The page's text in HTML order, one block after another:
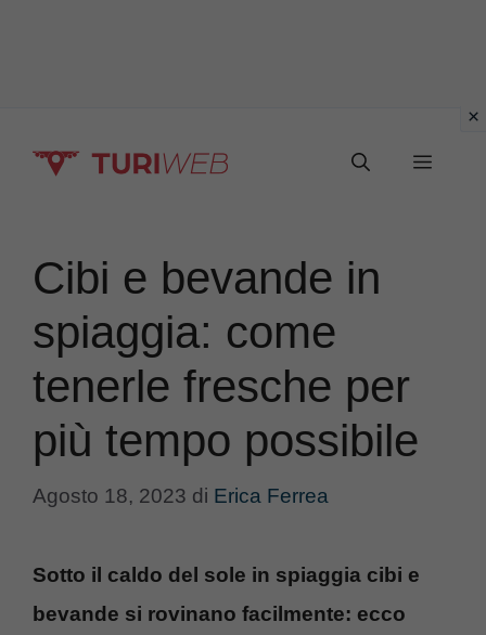
Menu
Cibi e bevande in
spiaggia: come
tenerle fresche per
più tempo possibile
Agosto 18, 2023 di Erica Ferrea
Sotto il caldo del sole in spiaggia cibi e
bevande si rovinano facilmente: ecco